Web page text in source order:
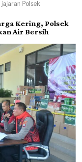
Polsek
Kering, Polsek
Air Bersih